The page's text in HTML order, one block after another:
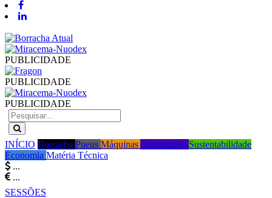
PUBLICIDADE
PUBLICIDADE
PUBLICIDADE
INÍCIO Borracha Pneus Máquinas Automotivo Sustentabilidade
Economia Matéria Técnica
...
...
SESSÕES